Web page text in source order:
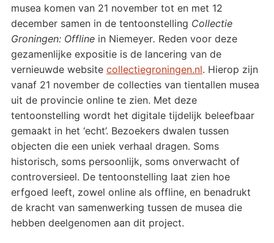
musea komen van 21 november tot en met 12
december samen in de tentoonstelling Collectie
Groningen: Offline in Niemeyer. Reden voor deze
gezamenlijke expositie is de lancering van de
vernieuwde website collectiegroningen.nl. Hierop zijn
vanaf 21 november de collecties van tientallen musea
uit de provincie online te zien. Met deze
tentoonstelling wordt het digitale tijdelijk beleefbaar
gemaakt in het ‘echt’. Bezoekers dwalen tussen
objecten die een uniek verhaal dragen. Soms
historisch, soms persoonlijk, soms onverwacht of
controversieel. De tentoonstelling laat zien hoe
erfgoed leeft, zowel online als offline, en benadrukt
de kracht van samenwerking tussen de musea die
hebben deelgenomen aan dit project.